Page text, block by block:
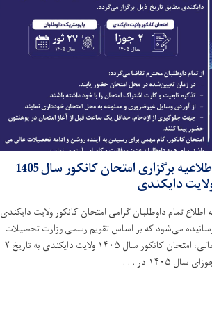
اطلاعیه برگزاری امتحان کانکور سال 1405
دایکندی
اطلاع تمام داوطلبان گرامی امتحان کانکور ولایت دایکندی
می‌شود که بر اساس تقویم رسمی وزارت تحصیلات
عالی، امتحان کانکور سال ۱۴۰۵ ولایت دایکندی به تاریخ ۲
سال ۱۴۰۵ در . . .